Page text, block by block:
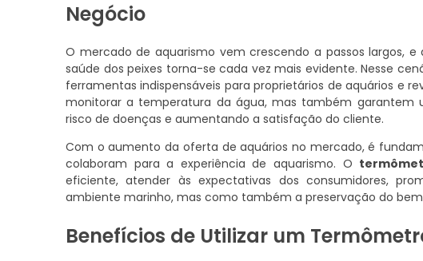
Negócio
O mercado de aquarismo vem crescendo a passos largos,
saúde dos peixes torna-se cada vez mais evidente. Nesse
ferramentas indispensáveis para proprietários de aquários e
monitorar a temperatura da água, mas também garantem
risco de doenças e aumentando a satisfação do cliente.
Com o aumento da oferta de aquários no mercado, é
colaboram para a experiência de aquarismo. O
eficiente, atender às expectativas dos consumidores,
ambiente marinho, mas como também a preservação do
Benefícios de Utilizar um